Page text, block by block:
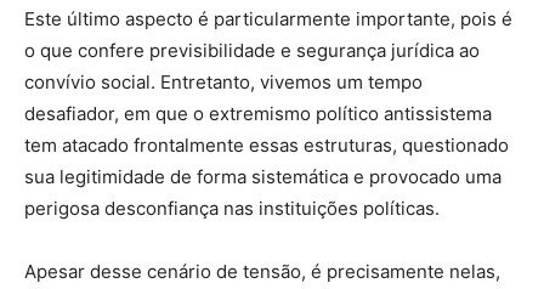
Este último aspecto é particularmente importante, pois é
o que confere previsibilidade e segurança jurídica ao
convívio social. Entretanto, vivemos um tempo
desafiador, em que o extremismo político antissistema
tem atacado frontalmente essas estruturas, questionado
sua legitimidade de forma sistemática e provocado uma
perigosa desconfiança nas instituições políticas.
Apesar desse cenário de tensão, é precisamente nelas,